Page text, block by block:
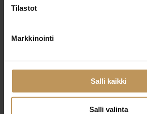
Tilastot
Markkinointi
Salli kaikki
Salli valinta
Timo Kekkonen
Lue artikkeli